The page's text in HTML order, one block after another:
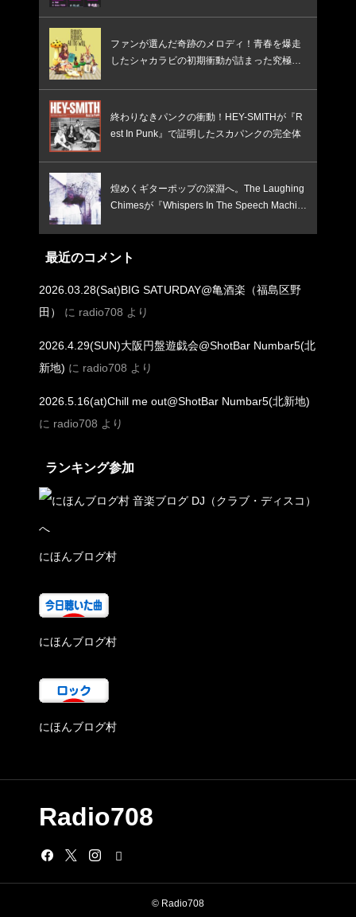
ファンが選んだ奇跡のメロディ！青春を爆走
したシャカラビの初期衝動が詰まった究極の
終わりなきパンクの衝動！HEY-SMITHが『R
est In Punk』で証明したスカパンクの完全体
煌めくギターポップの深淵へ。The Laughing
Chimesが『Whispers In The Speech Machin
最近のコメント
2026.03.28(Sat)BIG SATURDAY@亀酒楽（福島区野
田）
に radio708 より
2026.4.29(SUN)大阪円盤遊戯会@ShotBar Numbar5(北
新地) に radio708 より
2026.5.16(at)Chill me out@ShotBar Numbar5(北新地)
に radio708 より
ランキング参加
にほんブログ村
にほんブログ村
にほんブログ村
Radio708
© Radio708